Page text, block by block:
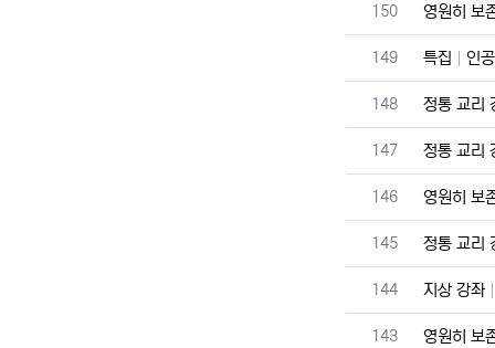
번호
150 영원히 보
번호
149 특집 인
번호
148 정통 교리
번호
147 정통 교리
번호
146 영원히 보
번호
145 정통 교리
번호
144 지상 강좌
번호
143 영원히 보